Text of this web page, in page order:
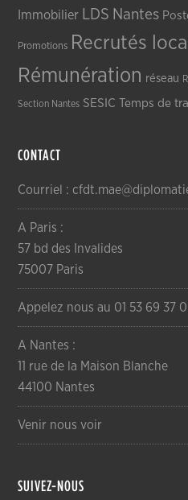
Immobilier LDS Nantes
Promotions Recrutés
Rémunération réseau
Section Nantes SESIC Temps de
CONTACT
Courriel :
A Paris :
57 bd des Invalides
75007 Paris
Appelez nous au 01 53 69 37
A Nantes :
11 rue de la Maison Blanche
44100 Nantes
Venir nous voir
SUIVEZ-NOUS